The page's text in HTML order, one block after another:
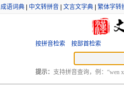
成语词典 中文转拼音 文言文字典 繁体字转
按拼音检索 按部首检索
提示： 支持拼音查询，例：“wen